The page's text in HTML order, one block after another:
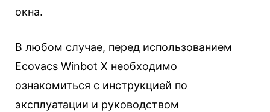
окна.
В любом случае, перед использованием
Ecovacs Winbot X необходимо
ознакомиться с инструкцией по
эксплуатации и руководством